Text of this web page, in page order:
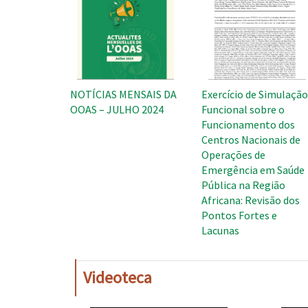
NOTÍCIAS MENSAIS DA
OOAS – JULHO 2024
Exercício de Simulação
Funcional sobre o
Funcionamento dos
Centros Nacionais de
Operações de
Emergência em Saúde
Pública na Região
Africana: Revisão dos
Pontos Fortes e
Lacunas
Videoteca